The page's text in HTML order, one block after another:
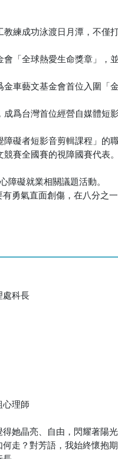
練成功泳渡日月潭，不
「全球熱愛生命獎章」
車藝文基金會首位入圍
爲台灣首位經營自媒體
礙者短影音剪輯課程」的職
賽全國賽的視障國賽代
障礙就業相關議題活動。
勇氣直面創傷，在八分之
處科長
理師
她晶亮、自由，閃耀著陽
走？對芳語，我始終懷抱